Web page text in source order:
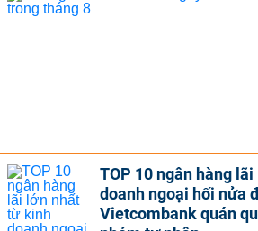
TOP 10 ngân hàng
doanh ngoại hối nửa
Vietcombank quán